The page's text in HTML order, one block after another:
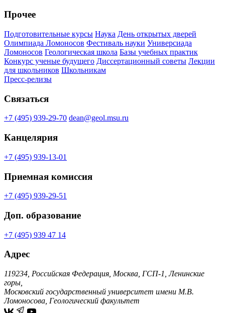
Прочее
Подготовительные курсы Наука День открытых дверей
Олимпиада Ломоносов Фестиваль науки Универсиада
Ломоносов Геологическая школа Базы учебных практик
Конкурс ученые будущего Диссертационный советы Лекции
для школьников Школьникам
Пресс-релизы
Связаться
+7 (495) 939-29-70 dean@geol.msu.ru
Канцелярия
+7 (495) 939-13-01
Приемная комиссия
+7 (495) 939-29-51
Доп. образование
+7 (495) 939 47 14
Адрес
119234, Российская Федерация, Москва, ГСП-1, Ленинские
горы,
Московский государственный университет имени М.В.
Ломоносова, Геологический факультет